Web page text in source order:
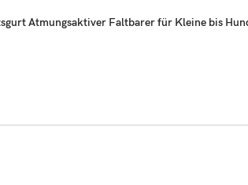
Atmungsaktiver Faltbarer für Kleine bis